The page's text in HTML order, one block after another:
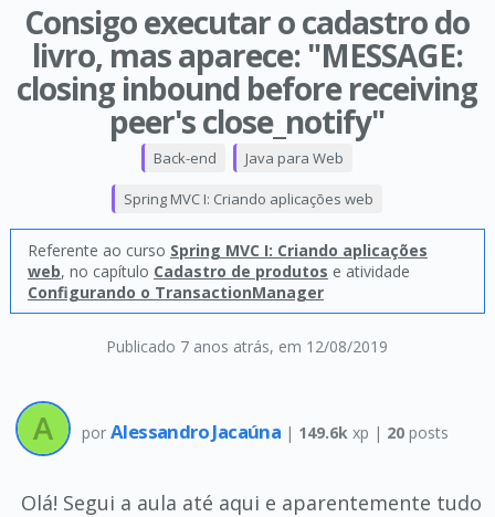
Consigo executar o cadastro do
livro, mas aparece: "MESSAGE:
closing inbound before receiving
peer's close_notify"
Publicado 7 anos atrás, em 12/08/2019
Back-end Java para Web
Spring MVC I: Criando aplicações web
Referente ao curso Spring MVC I: Criando aplicações
web, no capítulo Cadastro de produtos e atividade
Configurando o TransactionManager
por Alessandro Jacaúna | 149.6k xp | 20posts
Olá! Segui a aula até aqui e aparentemente tudo